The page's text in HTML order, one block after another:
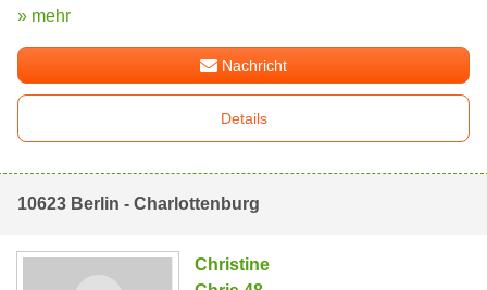
» mehr
Nachricht
Details
10623 Berlin - Charlottenburg
Christine